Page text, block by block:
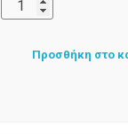
Προσθήκη στο